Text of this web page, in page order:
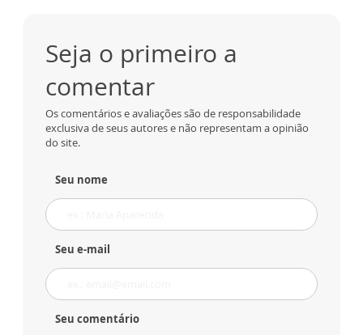
Seja o primeiro a
comentar
Os comentários e avaliações são de responsabilidade
exclusiva de seus autores e não representam a opinião
do site.
Seu nome
Seu e-mail
Seu comentário